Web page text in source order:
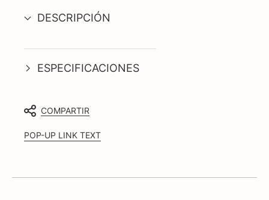
DESCRIPCIÓN
ESPECIFICACIONES
COMPARTIR
POP-UP LINK TEXT